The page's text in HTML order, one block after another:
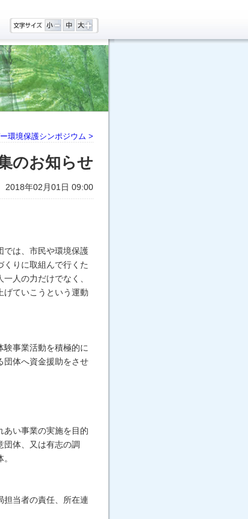
環境保護シンポジウム >
のお知らせ
2018年02月01日 09:00
では、市民や環境保護
くりに取組んで行くた
人の力だけでなく、
げていこうという運動
験事業活動を積極的に
団体へ資金援助をさせ
い事業の実施を目的
団体、又は有志の調
担当者の責任、所在連